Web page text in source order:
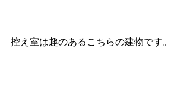
控え室は趣のあるこちらの建物です。